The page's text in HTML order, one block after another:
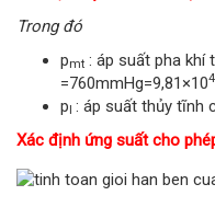
Trong đó
pmt : áp suất pha khí
=760mmHg=9,81×104
p : áp suất thủy tĩnh
Xác định ứng suất cho